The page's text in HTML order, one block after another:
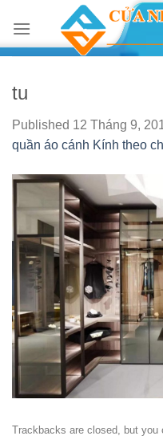
content
tu
Published 12 Tháng 9,
quần áo cánh Kính theo
Trackbacks are closed, but you